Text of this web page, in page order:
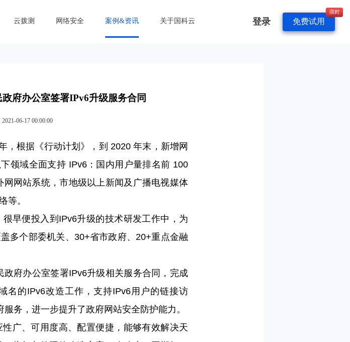
云拨测 网络安全 案例&资讯 关于国科云 登录 免费试用
府办公室签署IPv6升级服务合同
06-17 00:00:00
，根据《行动计划》，到 2020 年末，新增网
领域全面支持 IPv6：国内用户量排名前 100
网站系统，市地级以上新闻及广播电视媒体
等。
便投入到IPv6升级的技术研发工作中，为
多个部委机关、30+省市政府、20+重点金融
政府办公室签署IPv6升级相关服务合同，完成
名的IPv6改造工作，支持IPv6用户的链接访
务，进一步提升了政府网站安全防护能力。
、可用度高、配置便捷，能够有效解决天